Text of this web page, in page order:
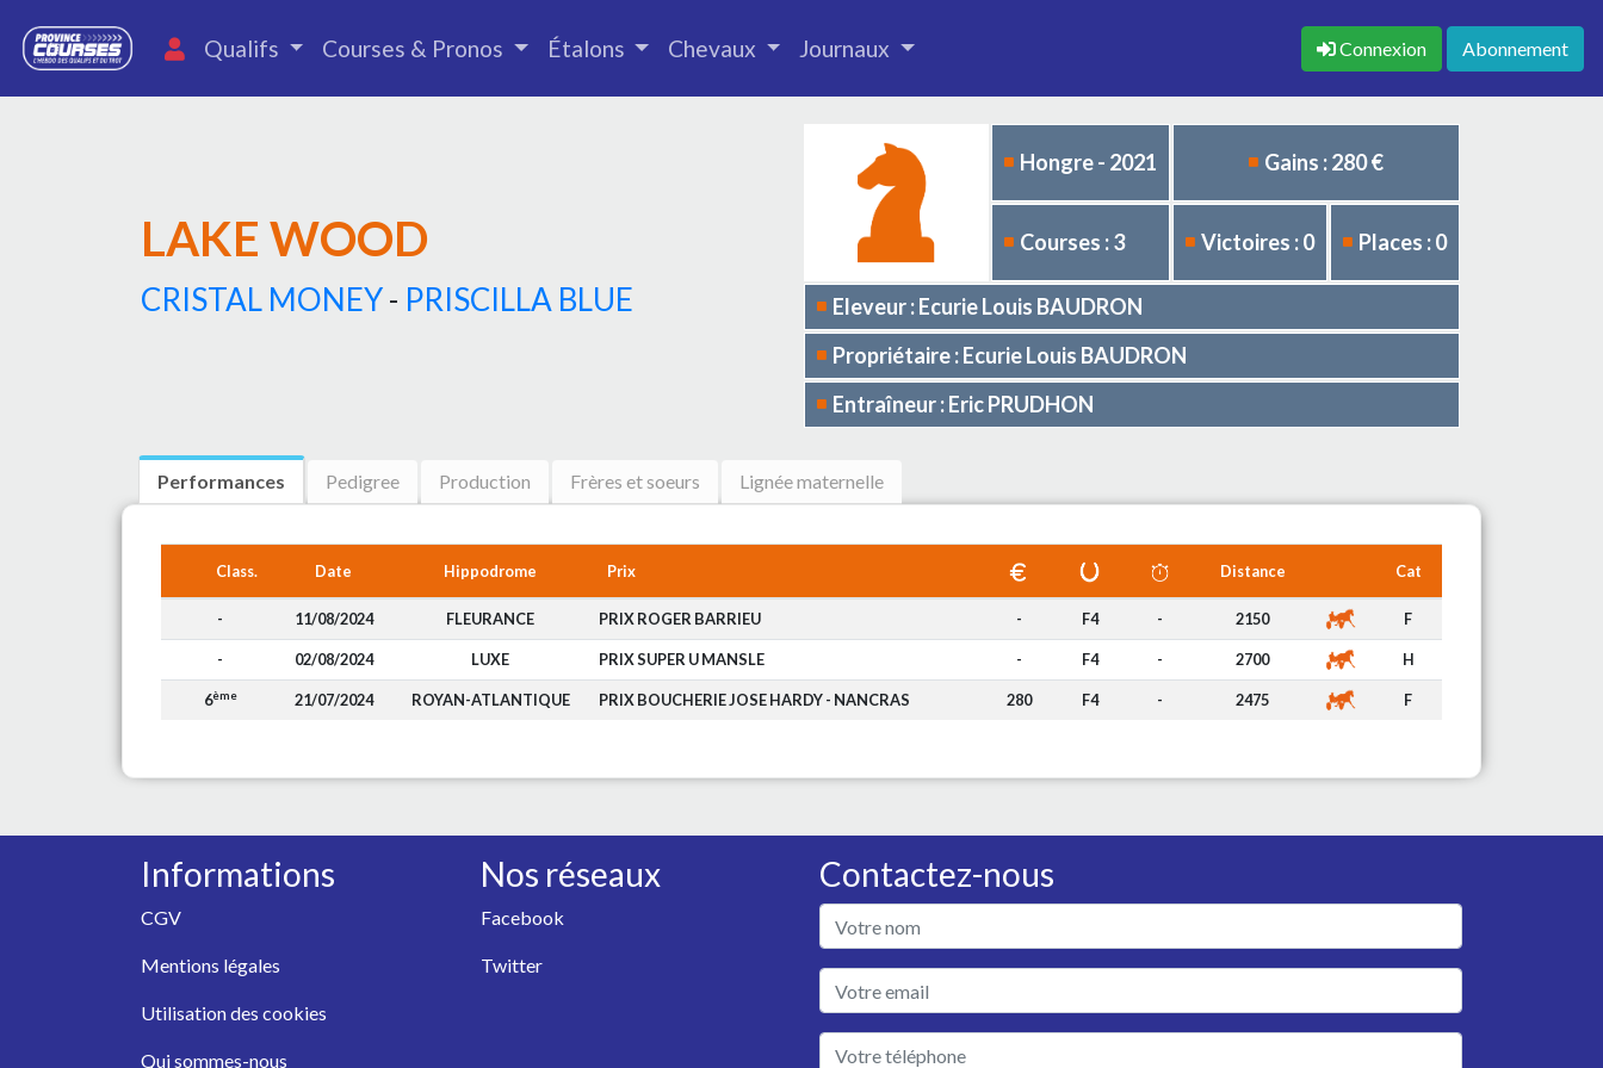
Qualifs Courses & Pronos Étalons Chevaux Journaux Connexion Abonnement
LAKE WOOD
CRISTAL MONEY- PRISCILLA BLUE
Hongre - 2021 Gains : 280 €
Courses : 3 Victoires : 0 Places : 0
Eleveur : Ecurie Louis BAUDRON
Propriétaire : Ecurie Louis BAUDRON
Entraîneur : Eric PRUDHON
Performances Pedigree Production Frères et soeurs Lignée maternelle
Class. Date Hippodrome Prix Distance Cat
- 11/08/2024 FLEURANCE PRIX ROGER BARRIEU - F4 - 2150 F
- 02/08/2024 LUXE PRIX SUPER U MANSLE - F4 - 2700 H
6ème 21/07/2024 ROYAN-ATLANTIQUE PRIX BOUCHERIE JOSE HARDY - NANCRAS 280 F4 - 2475 F
Informations
CGV
Mentions légales
Utilisation des cookies
Qui sommes-nous
Nos réseaux
Facebook
Twitter
Contactez-nous